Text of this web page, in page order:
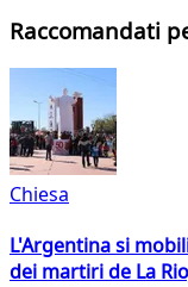
Raccomandati
Chiesa
L'Argentina si
dei martiri de La